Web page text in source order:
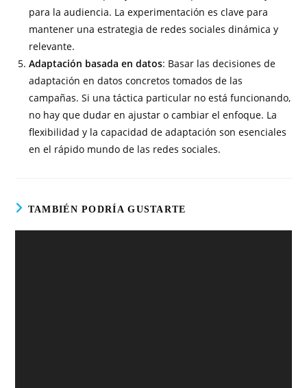
para la audiencia. La experimentación es clave para
mantener una estrategia de redes sociales dinámica y
relevante.
Adaptación basada en datos: Basar las decisiones de
adaptación en datos concretos tomados de las
campañas. Si una táctica particular no está funcionando,
no hay que dudar en ajustar o cambiar el enfoque. La
flexibilidad y la capacidad de adaptación son esenciales
en el rápido mundo de las redes sociales.
TAMBIÉN PODRÍA GUSTARTE